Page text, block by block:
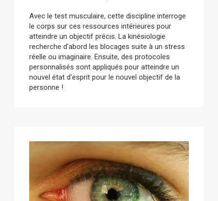
Avec le test musculaire, cette discipline interroge
le corps sur ces ressources intérieures pour
atteindre un objectif précis. La kinésiologie
recherche d'abord les blocages suite à un stress
réelle ou imaginaire. Ensuite, des protocoles
personnalisés sont appliqués pour atteindre un
nouvel état d'esprit pour le nouvel objectif de la
personne !